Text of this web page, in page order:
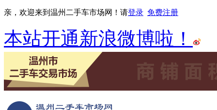
亲，欢迎来到温州二手车市场网！请登录 免费注册
本站开通新浪微博啦！